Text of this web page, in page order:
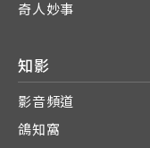
奇人妙事
知影
影音頻道
鴿知窩